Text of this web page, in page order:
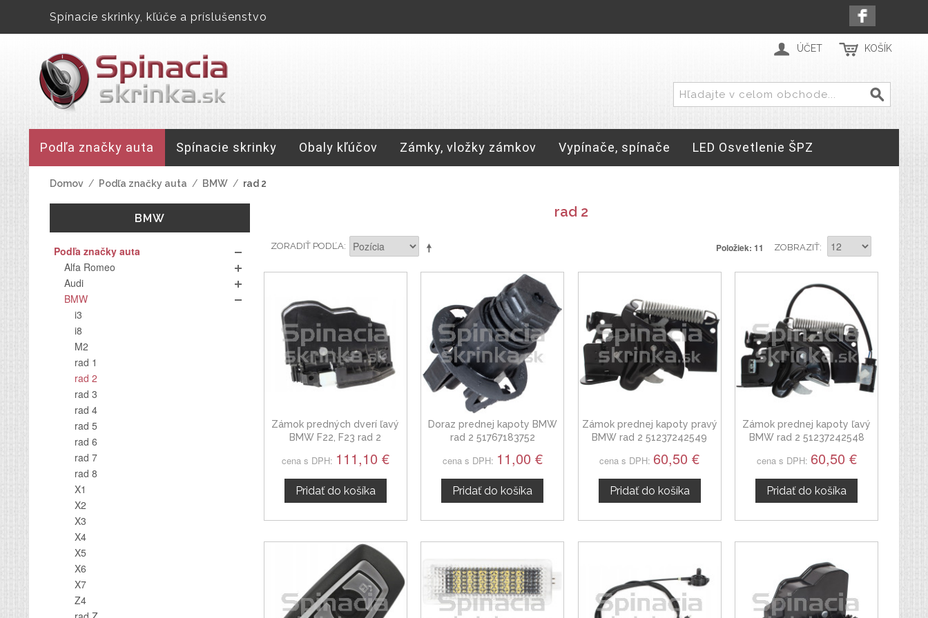
Spínacie skrinky, kľúče a príslušenstvo
ÚČET KOŠÍK
Podľa značky auta Spínacie skrinky Obaly kľúčov Zámky, vložky zámkov Vypínače, spínače LED Osvetlenie ŠPZ
Domov / Podľa značky auta / BMW / rad 2
rad 2
ZORADIŤ PODĽA Položiek: 11 ZOBRAZIŤ
Zámok predných dverí ľavý
BMW F22, F23 rad 2
cena s DPH: 111,10 €
Pridať do košíka
Doraz prednej kapoty BMW
rad 2 51767183752
cena s DPH: 11,00 €
Pridať do košíka
Zámok prednej kapoty pravý
BMW rad 2 51237242549
cena s DPH: 60,50 €
Pridať do košíka
Zámok prednej kapoty ľavý
BMW rad 2 51237242548
cena s DPH: 60,50 €
Pridať do košíka
BMW
Podľa značky auta
Alfa Romeo
Audi
BMW
i3
i8
M2
rad 1
rad 2
rad 3
rad 4
rad 5
rad 6
rad 7
rad 8
X1
X2
X3
X4
X5
X6
X7
Z4